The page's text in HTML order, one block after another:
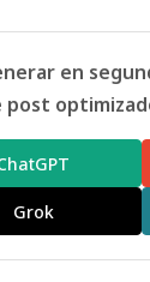
en
Grok